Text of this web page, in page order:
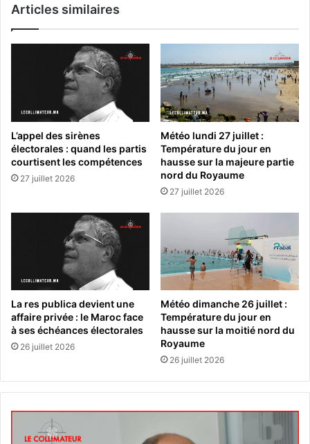
Articles similaires
L’appel des sirènes
électorales : quand les partis
courtisent les compétences
27 juillet 2026
Météo lundi 27 juillet :
Température du jour en
hausse sur la majeure partie
nord du Royaume
27 juillet 2026
La res publica devient une
affaire privée : le Maroc face
à ses échéances électorales
26 juillet 2026
Météo dimanche 26 juillet :
Température du jour en
hausse sur la moitié nord du
Royaume
26 juillet 2026